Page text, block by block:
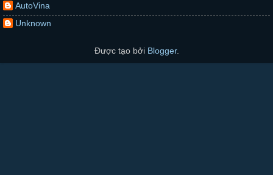
AutoVina
Unknown
Được tạo bởi Blogger.